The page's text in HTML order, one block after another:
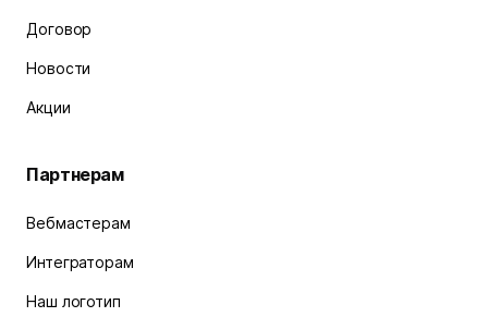
Договор
Новости
Акции
Партнерам
Вебмастерам
Интеграторам
Наш логотип